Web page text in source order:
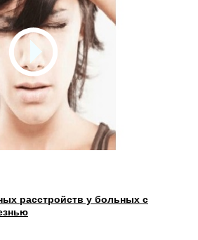
расстройств у больных с